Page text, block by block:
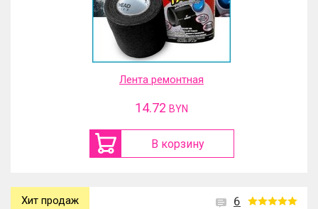
Лента ремонтная
14.72 BYN
В корзину
6
Хит продаж